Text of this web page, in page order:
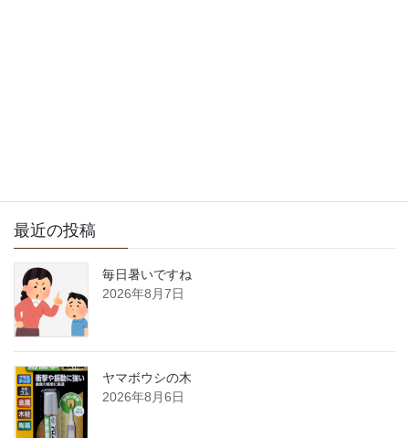
最近の投稿
毎日暑いですね
2026年8月7日
ヤマボウシの木
2026年8月6日